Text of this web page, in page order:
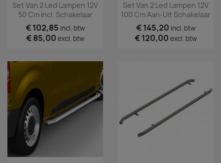
Set Van 2 Led Lampen 12V
50 Cm Incl. Schakelaar
€ 102,85 incl. btw
€ 85,00 excl. btw
Set Van 2 Led Lampen 12V
100 Cm Aan-Uit Schakelaar
€ 145,20 incl. btw
€ 120,00 excl. btw